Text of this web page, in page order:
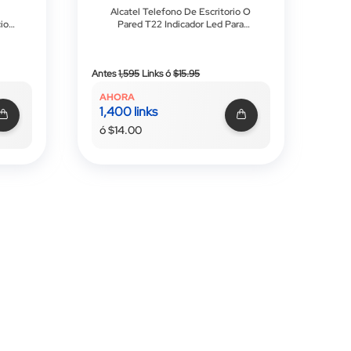
Alcatel Telefono De Escritorio O
Pared T22 Indicador Led Para
Precio
Antes1,595Linksó$15.95
AHORA
1,400 links
ó $14.00